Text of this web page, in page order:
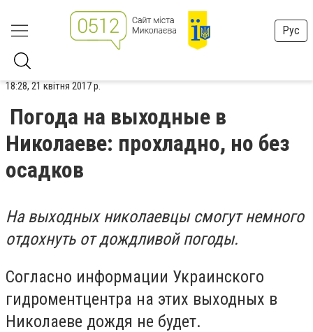
Рус
18:28, 21 квітня 2017 р.
Погода на выходные в
Николаеве: прохладно, но без
осадков
На выходных николаевцы смогут немного
отдохнутьот дождливой погоды.
Согласно информации Украинского
гидроментцентра на этих выходных в
Николаеве дождя не будет.